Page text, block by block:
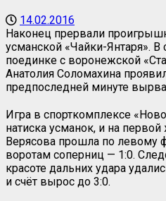
14.02.2016
Наконец прервали
усманской «Чайки-Янтаря».
поединке с воронежской
Анатолия Соломахина
предпоследней минуте
Игра в спорткомплексе
натиска усманок, и на
Верясова прошла по левому
воротам соперниц — 1:0.
красоте дальних удара
и счёт вырос до 3:0.